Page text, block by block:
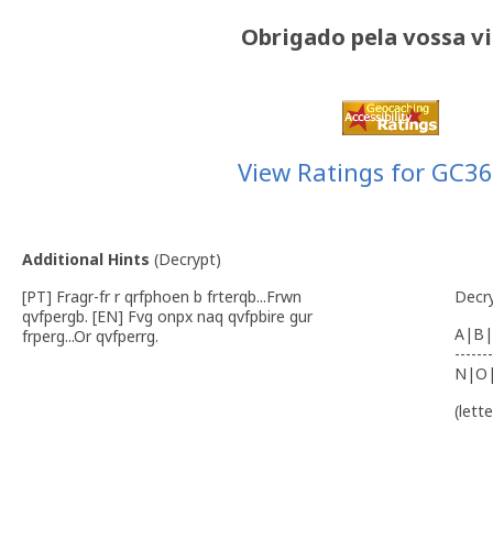
Obrigado pela vossa
View Ratings for
Additional Hints (Decrypt)
[PT] Fragr-fr r qrfphoen b frterqb...Frwn
qvfpergb. [EN] Fvg onpx naq qvfpbire gur
frperg...Or qvfperrg.